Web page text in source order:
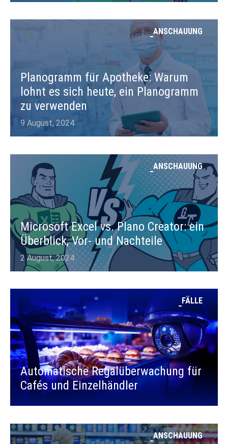
ANSCHAUUNG
Planogramm für Apotheke: Warum
lohnt es sich heute, ein Planogramm
zu verwenden
9 August, 2024
ANSCHAUUNG
Microsoft Excel vs. Plano Creator: ein
Überblick, Vor- und Nachteile
2 August, 2024
FÄLLE
Automatische Regalüberwachung für
Cafés und Einzelhändler
ANSCHAUUNG